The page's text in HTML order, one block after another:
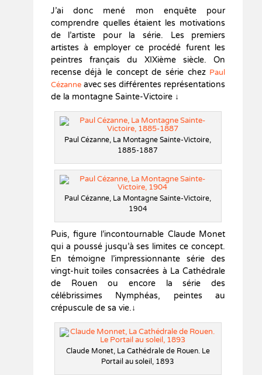
J’ai donc mené mon enquête pour
comprendre quelles étaient les motivations
de l’artiste pour la série. Les premiers
artistes à employer ce procédé furent les
peintres français du XIXième siècle. On
recense déjà le concept de série chez Paul
Cézanneavec ses différentes représentations
de la montagne Sainte-Victoire ↓
Paul Cézanne, La Montagne Sainte-Victoire,
1885-1887
Paul Cézanne, La Montagne Sainte-Victoire,
1904
Puis, figure l’incontournable Claude Monet
qui a poussé jusqu’à ses limites ce concept.
En témoigne l’impressionnante série des
vingt-huit toiles consacrées à La Cathédrale
de Rouen ou encore la série des
célébrissimes Nymphéas, peintes au
crépuscule de sa vie.↓
Claude Monet, La Cathédrale de Rouen. Le
Portail au soleil, 1893